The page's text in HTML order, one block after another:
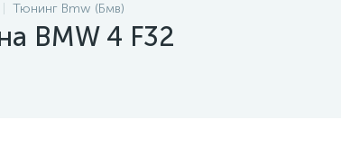
Тюнинг Bmw (Бмв)
BMW 4 F32